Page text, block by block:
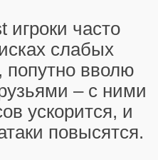
игроки часто
слабых
попутно вволю
– с ними
ускорится, и
повысятся.